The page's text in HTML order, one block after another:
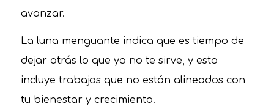
avanzar.
La luna menguante indica que es tiempo de
dejar atrás lo que ya no te sirve, y esto
incluye trabajos que no están alineados con
tu bienestar y crecimiento.